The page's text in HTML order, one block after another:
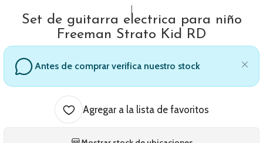
Set de guitarra electrica para niño
Freeman Strato Kid RD
Antes de comprar verifica nuestro stock
Agregar a la lista de favoritos